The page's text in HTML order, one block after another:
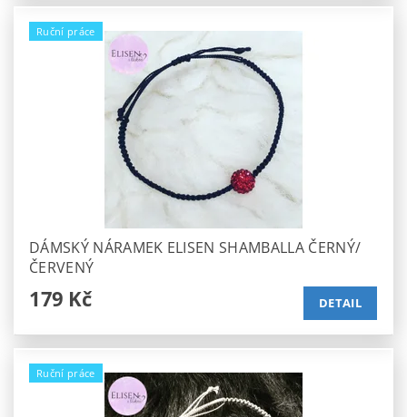
Ruční práce
DÁMSKÝ NÁRAMEK ELISEN SHAMBALLA ČERNÝ/
ČERVENÝ
179 Kč DETAIL
Ruční práce